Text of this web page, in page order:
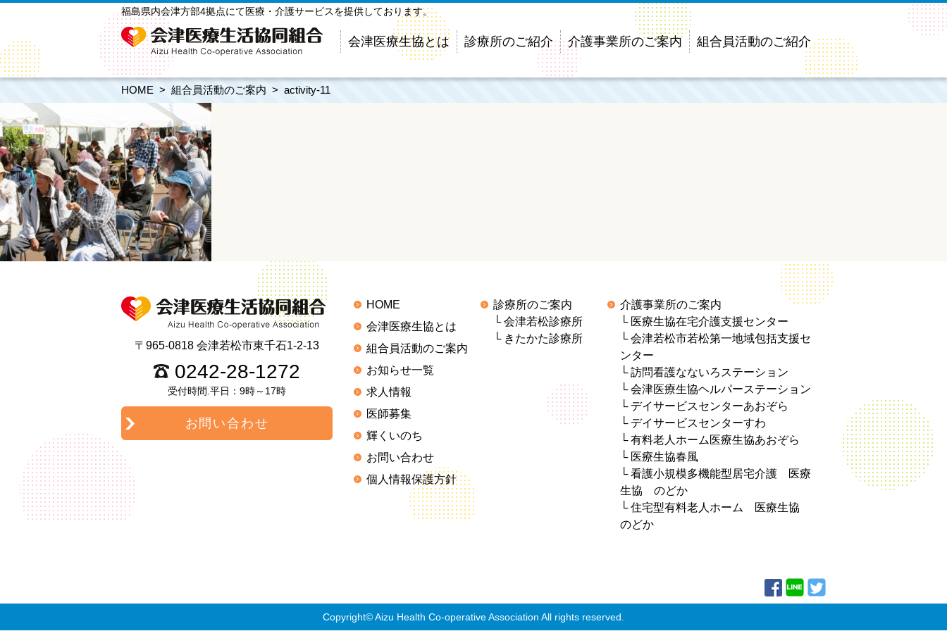
福島県内会津方部4拠点にて医療・介護サービスを提供しております。
会津医療生協とは 診療所のご紹介 介護事業所のご案内 組合員活動のご紹介
HOME 組合員活動のご案内 activity-11
〒965-0818 会津若松市東千石1-2-13
0242-28-1272
受付時間.平日：9時～17時
お問い合わせ
HOME
会津医療生協とは
組合員活動のご案内
お知らせ一覧
求人情報
医師募集
輝くいのち
お問い合わせ
個人情報保護方針
診療所のご案内
会津若松診療所
きたかた診療所
介護事業所のご案内
医療生協在宅介護支援センター
会津若松市若松第一地域包括支援セ
ンター
訪問看護なないろステーション
会津医療生協ヘルパーステーション
デイサービスセンターあおぞら
デイサービスセンターすわ
有料老人ホーム医療生協あおぞら
医療生協春風
看護小規模多機能型居宅介護 医療
生協 のどか
住宅型有料老人ホーム 医療生協
のどか
Copyright© Aizu Health Co-operative Association All rights reserved.